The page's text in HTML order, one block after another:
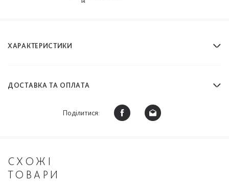
ХАРАКТЕРИСТИКИ
ДОСТАВКА ТА ОПЛАТА
Поділитися:
СХОЖІ
ТОВАРИ